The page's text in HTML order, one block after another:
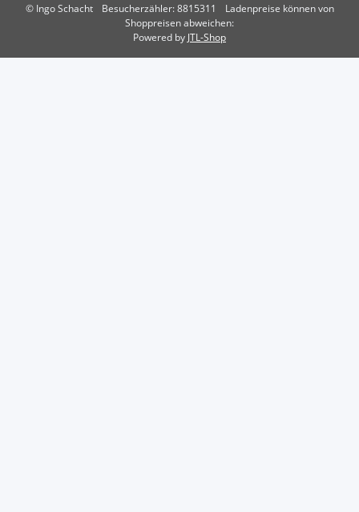
© Ingo Schacht Besucherzähler: 8815311
Ladenpreise können von
Shoppreisen abweichen:
Powered by JTL-Shop